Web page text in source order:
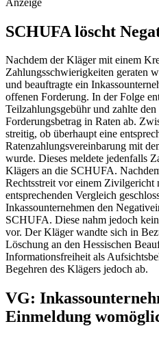
SCHUFA löscht
Nachdem der Kläger mit einem
Zahlungsschwierigkeiten geraten
und beauftragte ein
offenen Forderung. In der Folge
Teilzahlungsgebühr und zahlte den
Forderungsbetrag in Raten ab.
streitig, ob überhaupt eine
Ratenzahlungsvereinbarung mit
wurde. Dieses meldete jedenfalls
Klägers an die SCHUFA.
Rechtsstreit vor einem Zivilgericht
entsprechenden Vergleich
Inkassounternehmen den
SCHUFA. Diese nahm jedoch
vor. Der Kläger wandte sich in
Löschung an den Hessischen
Informationsfreiheit als
Begehren des Klägers jedoch ab.
VG:
Einmeldung